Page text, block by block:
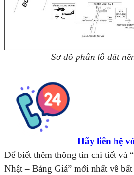
Sơ đồ phân lô đất
Hãy liên hệ
Để biết thêm thông tin chi tiết và
Nhật – Bảng Giá” mới nhất về